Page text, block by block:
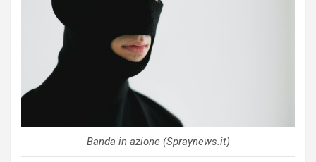
Banda in azione (Spraynews.it)